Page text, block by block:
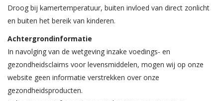
Droog bij kamertemperatuur, buiten invloed van direct zonlicht
en buiten het bereik van kinderen.
Achtergrondinformatie
In navolging van de wetgeving inzake voedings- en
gezondheidsclaims voor levensmiddelen, mogen wij op onze
website geen informatie verstrekken over onze
gezondheidsproducten.